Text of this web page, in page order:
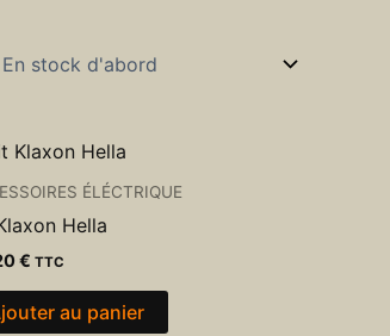
ÉLÉCTRIQUE
Hella
€ TTC
au panier